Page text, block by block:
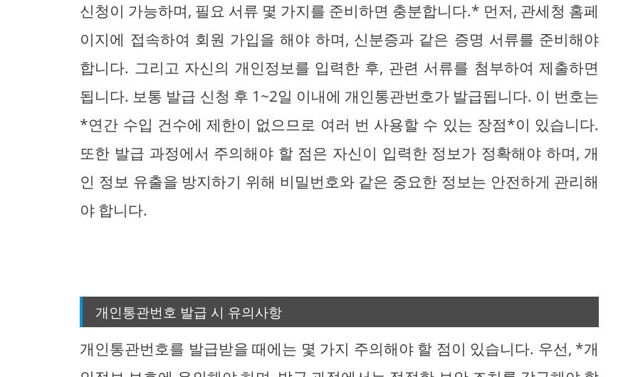
신청이 가능하며, 필요 서류 몇 가지를 준비하면 충분합니다.* 먼저, 관세청 홈페
이지에 접속하여 회원 가입을 해야 하며, 신분증과 같은 증명 서류를 준비해야
합니다. 그리고 자신의 개인정보를 입력한 후, 관련 서류를 첨부하여 제출하면
됩니다. 보통 발급 신청 후 1~2일 이내에 개인통관번호가 발급됩니다. 이 번호는
*연간 수입 건수에 제한이 없으므로 여러 번 사용할 수 있는 장점*이 있습니다.
또한 발급 과정에서 주의해야 할 점은 자신이 입력한 정보가 정확해야 하며, 개
인 정보 유출을 방지하기 위해 비밀번호와 같은 중요한 정보는 안전하게 관리해
야 합니다.
개인통관번호 발급 시 유의사항
개인통관번호를 발급받을 때에는 몇 가지 주의해야 할 점이 있습니다. 우선, *개